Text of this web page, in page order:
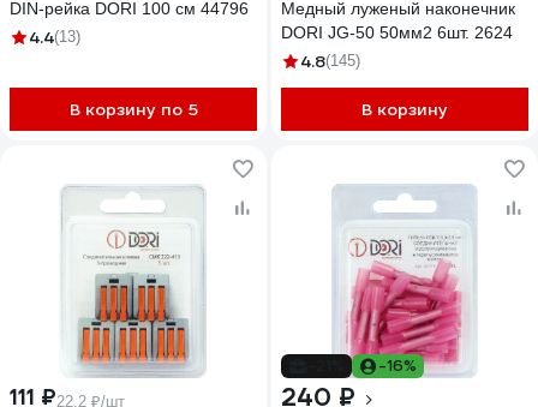
DIN-рейка DORI 100 см 44796
4.4(13)
В корзину по 5
Медный луженый наконечник
DORI JG-50 50мм2 6шт. 2624
4.8(145)
В корзину
111 ₽22.2 ₽/шт
-16%
240 ₽